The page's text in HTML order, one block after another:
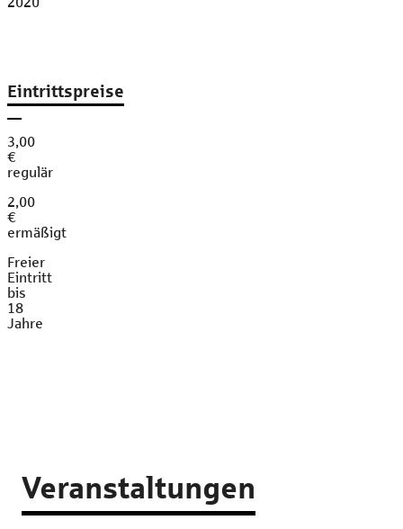
Eintrittspreise
3,00
€
regulär
2,00
€
ermäßigt
Freier
Eintritt
bis
18
Jahre
Veranstaltungen